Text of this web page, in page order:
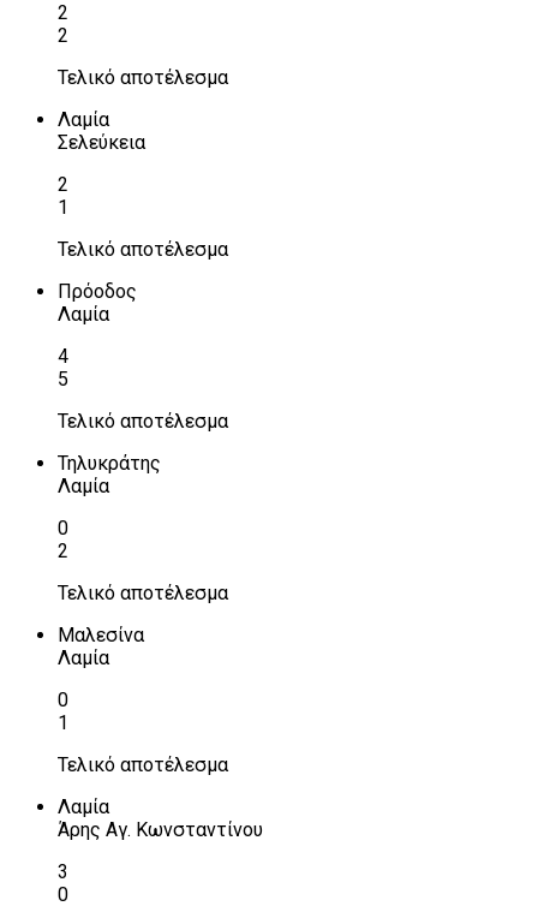
2
2
Τελικό αποτέλεσμα
Λαμία
Σελεύκεια
2
1
Τελικό αποτέλεσμα
Πρόοδος
Λαμία
4
5
Τελικό αποτέλεσμα
Τηλυκράτης
Λαμία
0
2
Τελικό αποτέλεσμα
Μαλεσίνα
Λαμία
0
1
Τελικό αποτέλεσμα
Λαμία
Άρης Αγ. Κωνσταντίνου
3
0